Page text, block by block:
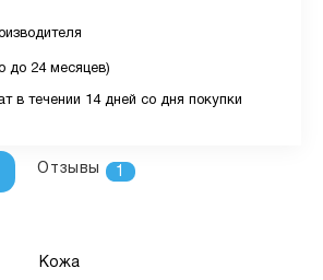
до 24 месяцев)
в течении 14 дней со дня покупки
Отзывы 1
Кожа